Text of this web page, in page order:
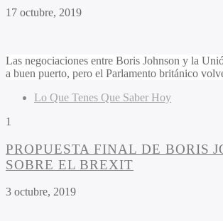
17 octubre, 2019
Las negociaciones entre Boris Johnson y la
a buen puerto, pero el Parlamento británico
Lo Que Tenes Que Saber Hoy
1
PROPUESTA FINAL DE BORIS
SOBRE EL BREXIT
3 octubre, 2019